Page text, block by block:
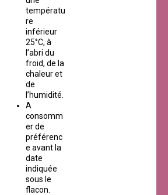
températu
re
inférieur
25°C, à
l’abri du
froid, de la
chaleur et
de
l’humidité.
A
consomm
er de
préférenc
e avant la
date
indiquée
sous le
flacon.